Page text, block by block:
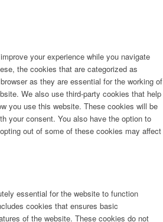
your experience while you navigate
the cookies that are categorized as
as they are essential for the working of
We also use third-party cookies that help
you use this website. These cookies will be
your consent. You also have the option to
out of some of these cookies may affect
essential for the website to function
cookies that ensures basic
of the website. These cookies do not